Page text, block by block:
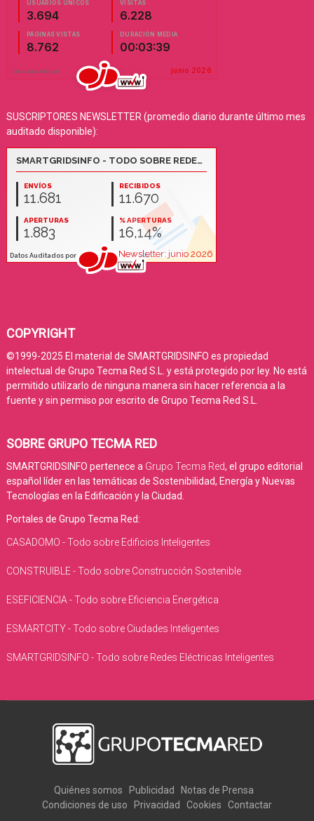
SUSCRIPTORES NEWSLETTER (promedio diario durante último mes
auditado disponible):
COPYRIGHT
©1999-2025 El material de SMARTGRIDSINFO es propiedad
intelectual de Grupo Tecma Red S.L. y está protegido por ley. No está
permitido utilizarlo de ninguna manera sin hacer referencia a la
fuente y sin permiso por escrito de Grupo Tecma Red S.L.
SOBRE GRUPO TECMA RED
SMARTGRIDSINFO pertenece a Grupo Tecma Red, el grupo editorial
español líder en las temáticas de Sostenibilidad, Energía y Nuevas
Tecnologías en la Edificación y la Ciudad.
Portales de Grupo Tecma Red:
CASADOMO - Todo sobre Edificios Inteligentes
CONSTRUIBLE - Todo sobre Construcción Sostenible
ESEFICIENCIA - Todo sobre Eficiencia Energética
ESMARTCITY - Todo sobre Ciudades Inteligentes
SMARTGRIDSINFO - Todo sobre Redes Eléctricas Inteligentes
Quiénes somos Publicidad
Notas de Prensa
Condiciones de uso
Privacidad Cookies Contactar